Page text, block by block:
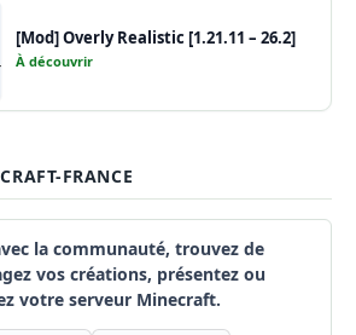
[Mod] Overly Realistic [1.21.11 – 26.2]
À découvrir
FRANCE
la communauté, trouvez de
vos créations, présentez ou
votre serveur Minecraft.